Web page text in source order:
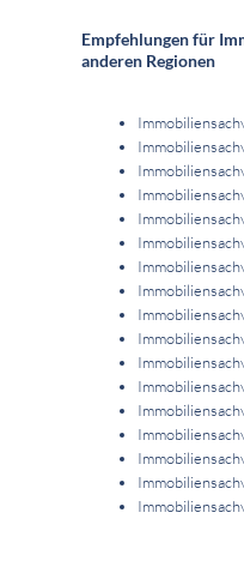
Empfehlungen für
anderen Regionen